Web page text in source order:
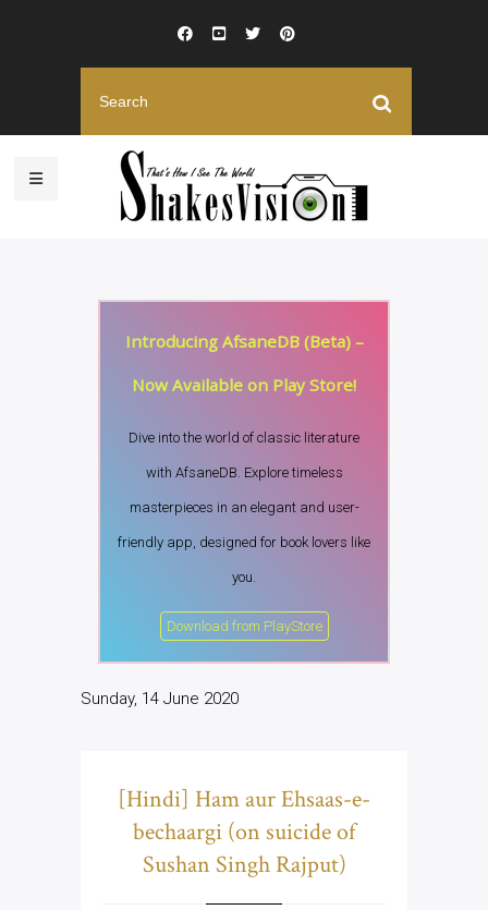
Introducing AfsaneDB (Beta) –
Now Available on Play Store!
Dive into the world of classic literature
with AfsaneDB. Explore timeless
masterpieces in an elegant and user-
friendly app, designed for book lovers like
you.
Download from PlayStore
Sunday, 14 June 2020
[Hindi] Ham aur Ehsaas-e-
bechaargi (on suicide of
Sushan Singh Rajput)